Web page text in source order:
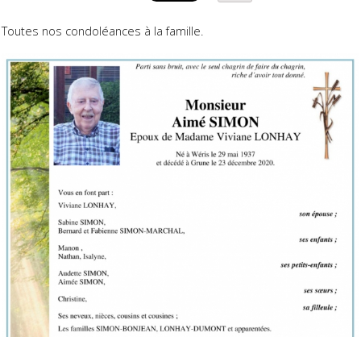
Toutes nos condoléances à la famille.